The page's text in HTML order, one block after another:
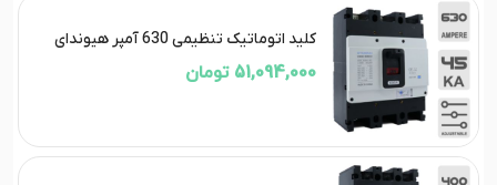
کلید اتوماتیک تنظیمی 630 آمپر هیوندای
51,094,000 تومان